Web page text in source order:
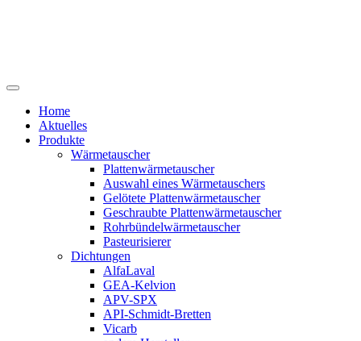
Home
Aktuelles
Produkte
Wärmetauscher
Plattenwärmetauscher
Auswahl eines Wärmetauschers
Gelötete Plattenwärmetauscher
Geschraubte Plattenwärmetauscher
Rohrbündelwärmetauscher
Pasteurisierer
Dichtungen
AlfaLaval
GEA-Kelvion
APV-SPX
API-Schmidt-Bretten
Vicarb